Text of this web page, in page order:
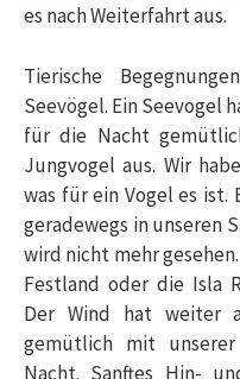
es nach Weiterfahrt aus.
Tierische
Seevögel. Ein Seevogel
für die Nacht
Jungvogel aus. Wir
was für ein Vogel es
geradewegs in unseren
wird nicht mehr
Festland oder die Isla
Der Wind hat weiter
gemütlich mit unserer
Nacht. Sanftes Hin-